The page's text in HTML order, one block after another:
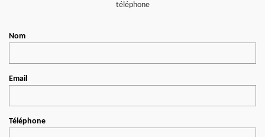
téléphone
Nom
Email
Téléphone